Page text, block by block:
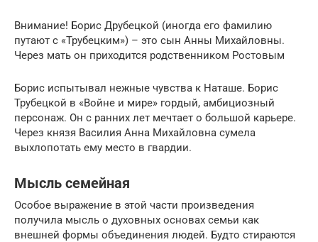
Внимание! Борис Друбецкой (иногда его фамилию
путают с «Трубецким») – это сын Анны Михайловны.
Через мать он приходится родственником Ростовым
Борис испытывал нежные чувства к Наташе. Борис
Трубецкой в «Войне и мире» гордый, амбициозный
персонаж. Он с ранних лет мечтает о большой карьере.
Через князя Василия Анна Михайловна сумела
выхлопотать ему место в гвардии.
Мысль семейная
Особое выражение в этой части произведения
получила мысль о духовных основах семьи как
внешней формы объединения людей. Будто стираются